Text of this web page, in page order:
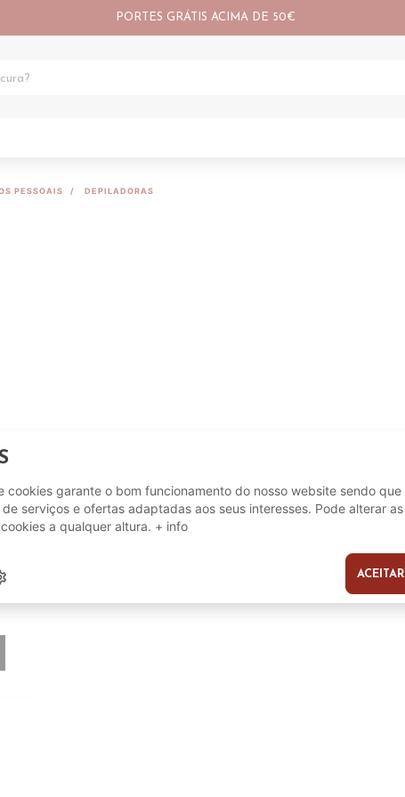
PORTES GRÁTIS ACIMA DE 50€
PESSOAIS DEPILADORAS
cookies garante o bom funcionamento do nosso website sendo que
serviços e ofertas adaptadas aos seus interesses. Pode alterar
a qualquer altura. + info
ACEITAR